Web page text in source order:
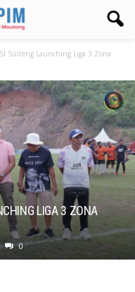
Sulteng Launching Liga 3 Zona
LIGA 3 ZONA
0